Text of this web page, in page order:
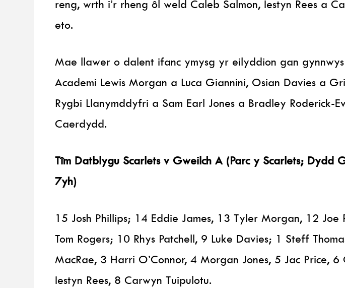
reng, wrth i’r rheng ôl weld Caleb Salmon, Iestyn Rees a
eto.
Mae llawer o dalent ifanc ymysg yr eilyddion gan
Academi Lewis Morgan a Luca Giannini, Osian Davies a
Rygbi Llanymddyfri a Sam Earl Jones a Bradley Roderick-
Caerdydd.
Tîm Datblygu Scarlets v Gweilch A (Parc y Scarlets; Dydd
7yh)
15 Josh Phillips; 14 Eddie James, 13 Tyler Morgan, 12 Joe
Tom Rogers; 10 Rhys Patchell, 9 Luke Davies; 1 Steff
MacRae, 3 Harri O’Connor, 4 Morgan Jones, 5 Jac Price, 6
Iestyn Rees, 8 Carwyn Tuipulotu.